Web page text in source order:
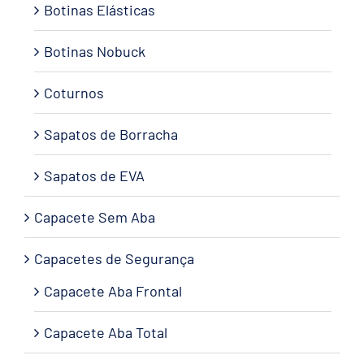
Botinas Elásticas
Botinas Nobuck
Coturnos
Sapatos de Borracha
Sapatos de EVA
Capacete Sem Aba
Capacetes de Segurança
Capacete Aba Frontal
Capacete Aba Total